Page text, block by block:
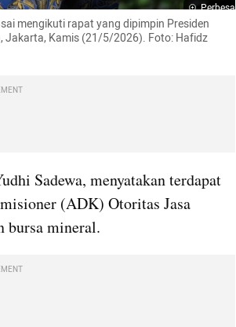
Perbesar
mengikuti rapat yang dipimpin Presiden
Jakarta, Kamis (21/5/2026). Foto: Hafidz
Sadewa, menyatakan terdapat
(ADK) Otoritas Jasa
bursa mineral.